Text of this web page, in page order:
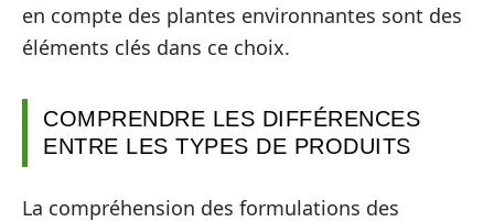
en compte des plantes environnantes sont des
éléments clés dans ce choix.
COMPRENDRE LES DIFFÉRENCES
ENTRE LES TYPES DE PRODUITS
La compréhension des formulations des